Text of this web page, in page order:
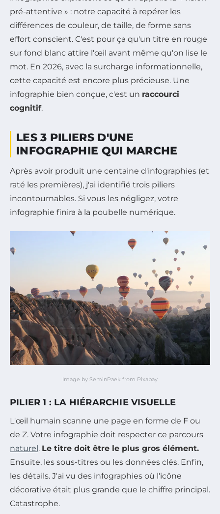
pré-attentive » : notre capacité à repérer les
différences de couleur, de taille, de forme sans
effort conscient. C'est pour ça qu'un titre en rouge
sur fond blanc attire l'œil avant même qu'on lise le
mot. En 2026, avec la surcharge informationnelle,
cette capacité est encore plus précieuse. Une
infographie bien conçue, c'est un raccourci
cognitif.
LES 3 PILIERS D'UNE
INFOGRAPHIE QUI MARCHE
Après avoir produit une centaine d'infographies (et
raté les premières), j'ai identifié trois piliers
incontournables. Si vous les négligez, votre
infographie finira à la poubelle numérique.
Image by SeminPaek from Pixabay
PILIER 1 : LA HIÉRARCHIE VISUELLE
L'œil humain scanne une page en forme de F ou
de Z. Votre infographie doit respecter ce parcours
naturel. Le titre doit être le plus gros élément.
Ensuite, les sous-titres ou les données clés. Enfin,
les détails. J'ai vu des infographies où l'icône
décorative était plus grande que le chiffre principal.
Catastrophe.